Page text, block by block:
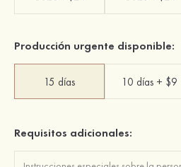
Producción urgente disponible:
15 días 10 días + $9
Requisitos adicionales: